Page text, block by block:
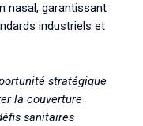
nasal, garantissant
industriels et
stratégique
la couverture
sanitaires